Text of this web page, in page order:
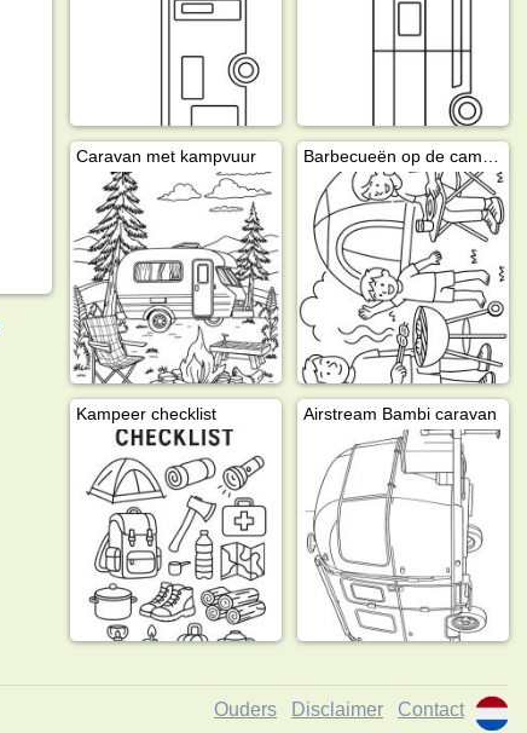
Caravan met kampvuur
Kampeer checklist Airstream Bambi caravan
Ouders Disclaimer Contact